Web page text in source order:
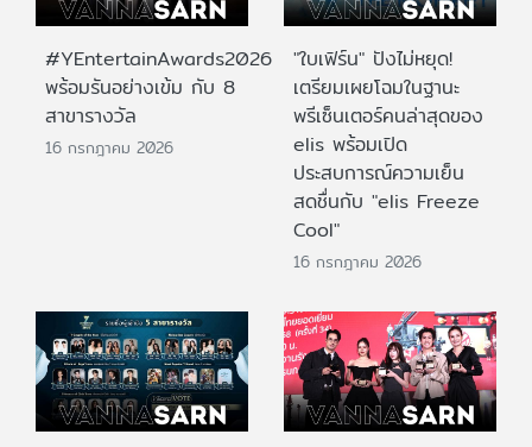
#YEntertainAwards2026
พร้อมรันอย่างเข้ม กับ 8
สาขารางวัล
16 กรกฎาคม 2026
"ใบเฟิร์น" ปังไม่หยุด!
เตรียมเผยโฉมในฐานะ
พรีเซ็นเตอร์คนล่าสุดของ
elis พร้อมเปิด
ประสบการณ์ความเย็น
สดชื่นกับ "elis Freeze
Cool"
16 กรกฎาคม 2026